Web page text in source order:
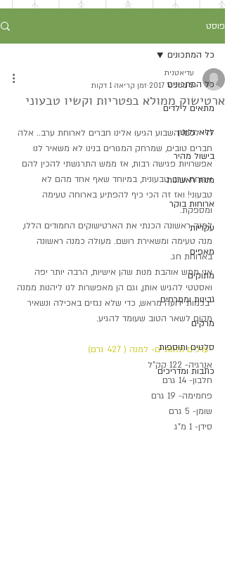
פוסט
כל המתכונים
מתאים לילדים
ללא גלוטן
בישול מהיר
מנות ראשונות
ארוחות בוקר
עקריות
מאפים
מתוקים
גבינות וממרחים
מרקים
סלטים ותוספות
כתבות ומדריכים
כל המתכונים
ארטישוק ממולא בפטריות וקשיו טבעוני
עדיאטנית
5 בספט׳ 2017
זמן קריאה 1 דקות
היי לכם! השבוע הגיעו אלינו חברים לארוחת ערב.. אלה
חברים טובים, שמרחק המגורים בנינו לא משאיר לנו
אפשרויות פגישה רבות, אז ממש התרגשתי להכין להם
ארוחת ערב טבעונית, במיוחד שאף אחד מהם לא
טבעוני! ואז זה הכי כיף להפתיע בארוחה טעימה
ומספקת.
למנה ראשונה הכנתי את הארטישוקים החמודים הללו,
מנה טעימה ומשאירת רושם. מעולה כמנה ראשונה
בארוחת חג.
אני ממש אוהבת מנות שהן אישיות, הרבה יותר יפה
ואסטטי להגיש אותן, וגם הן מאפשרות לנו ליהנות ממנה
בכמות ידועה מראש, כדי שלא נגזים באכילה ונשאיר
מקום לשאר הטוב שעומד להגיע.
-ערכים תזונתיים- למנה ( 427 גרם)
אנרגיה- 122 קק"ל
חלבון- 14 גרם
פחמימה- 19 גרם
שומן- 5 גרם
סידן- 1 מ"ג